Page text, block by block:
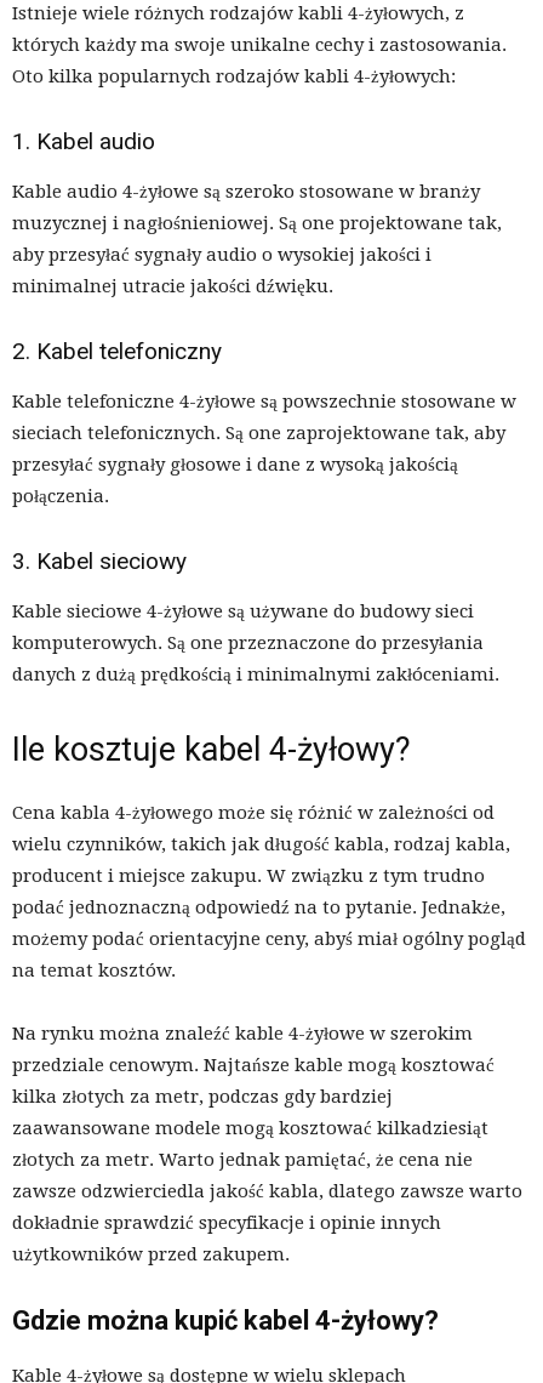
Istnieje wiele różnych rodzajów kabli 4-żyłowych, z
których każdy ma swoje unikalne cechy i zastosowania.
Oto kilka popularnych rodzajów kabli 4-żyłowych:
1. Kabel audio
Kable audio 4-żyłowe są szeroko stosowane w branży
muzycznej i nagłośnieniowej. Są one projektowane tak,
aby przesyłać sygnały audio o wysokiej jakości i
minimalnej utracie jakości dźwięku.
2. Kabel telefoniczny
Kable telefoniczne 4-żyłowe są powszechnie stosowane w
sieciach telefonicznych. Są one zaprojektowane tak, aby
przesyłać sygnały głosowe i dane z wysoką jakością
połączenia.
3. Kabel sieciowy
Kable sieciowe 4-żyłowe są używane do budowy sieci
komputerowych. Są one przeznaczone do przesyłania
danych z dużą prędkością i minimalnymi zakłóceniami.
Ile kosztuje kabel 4-żyłowy?
Cena kabla 4-żyłowego może się różnić w zależności od
wielu czynników, takich jak długość kabla, rodzaj kabla,
producent i miejsce zakupu. W związku z tym trudno
podać jednoznaczną odpowiedź na to pytanie. Jednakże,
możemy podać orientacyjne ceny, abyś miał ogólny pogląd
na temat kosztów.
Na rynku można znaleźć kable 4-żyłowe w szerokim
przedziale cenowym. Najtańsze kable mogą kosztować
kilka złotych za metr, podczas gdy bardziej
zaawansowane modele mogą kosztować kilkadziesiąt
złotych za metr. Warto jednak pamiętać, że cena nie
zawsze odzwierciedla jakość kabla, dlatego zawsze warto
dokładnie sprawdzić specyfikacje i opinie innych
użytkowników przed zakupem.
Gdzie można kupić kabel 4-żyłowy?
Kable 4-żyłowe są dostępne w wielu sklepach